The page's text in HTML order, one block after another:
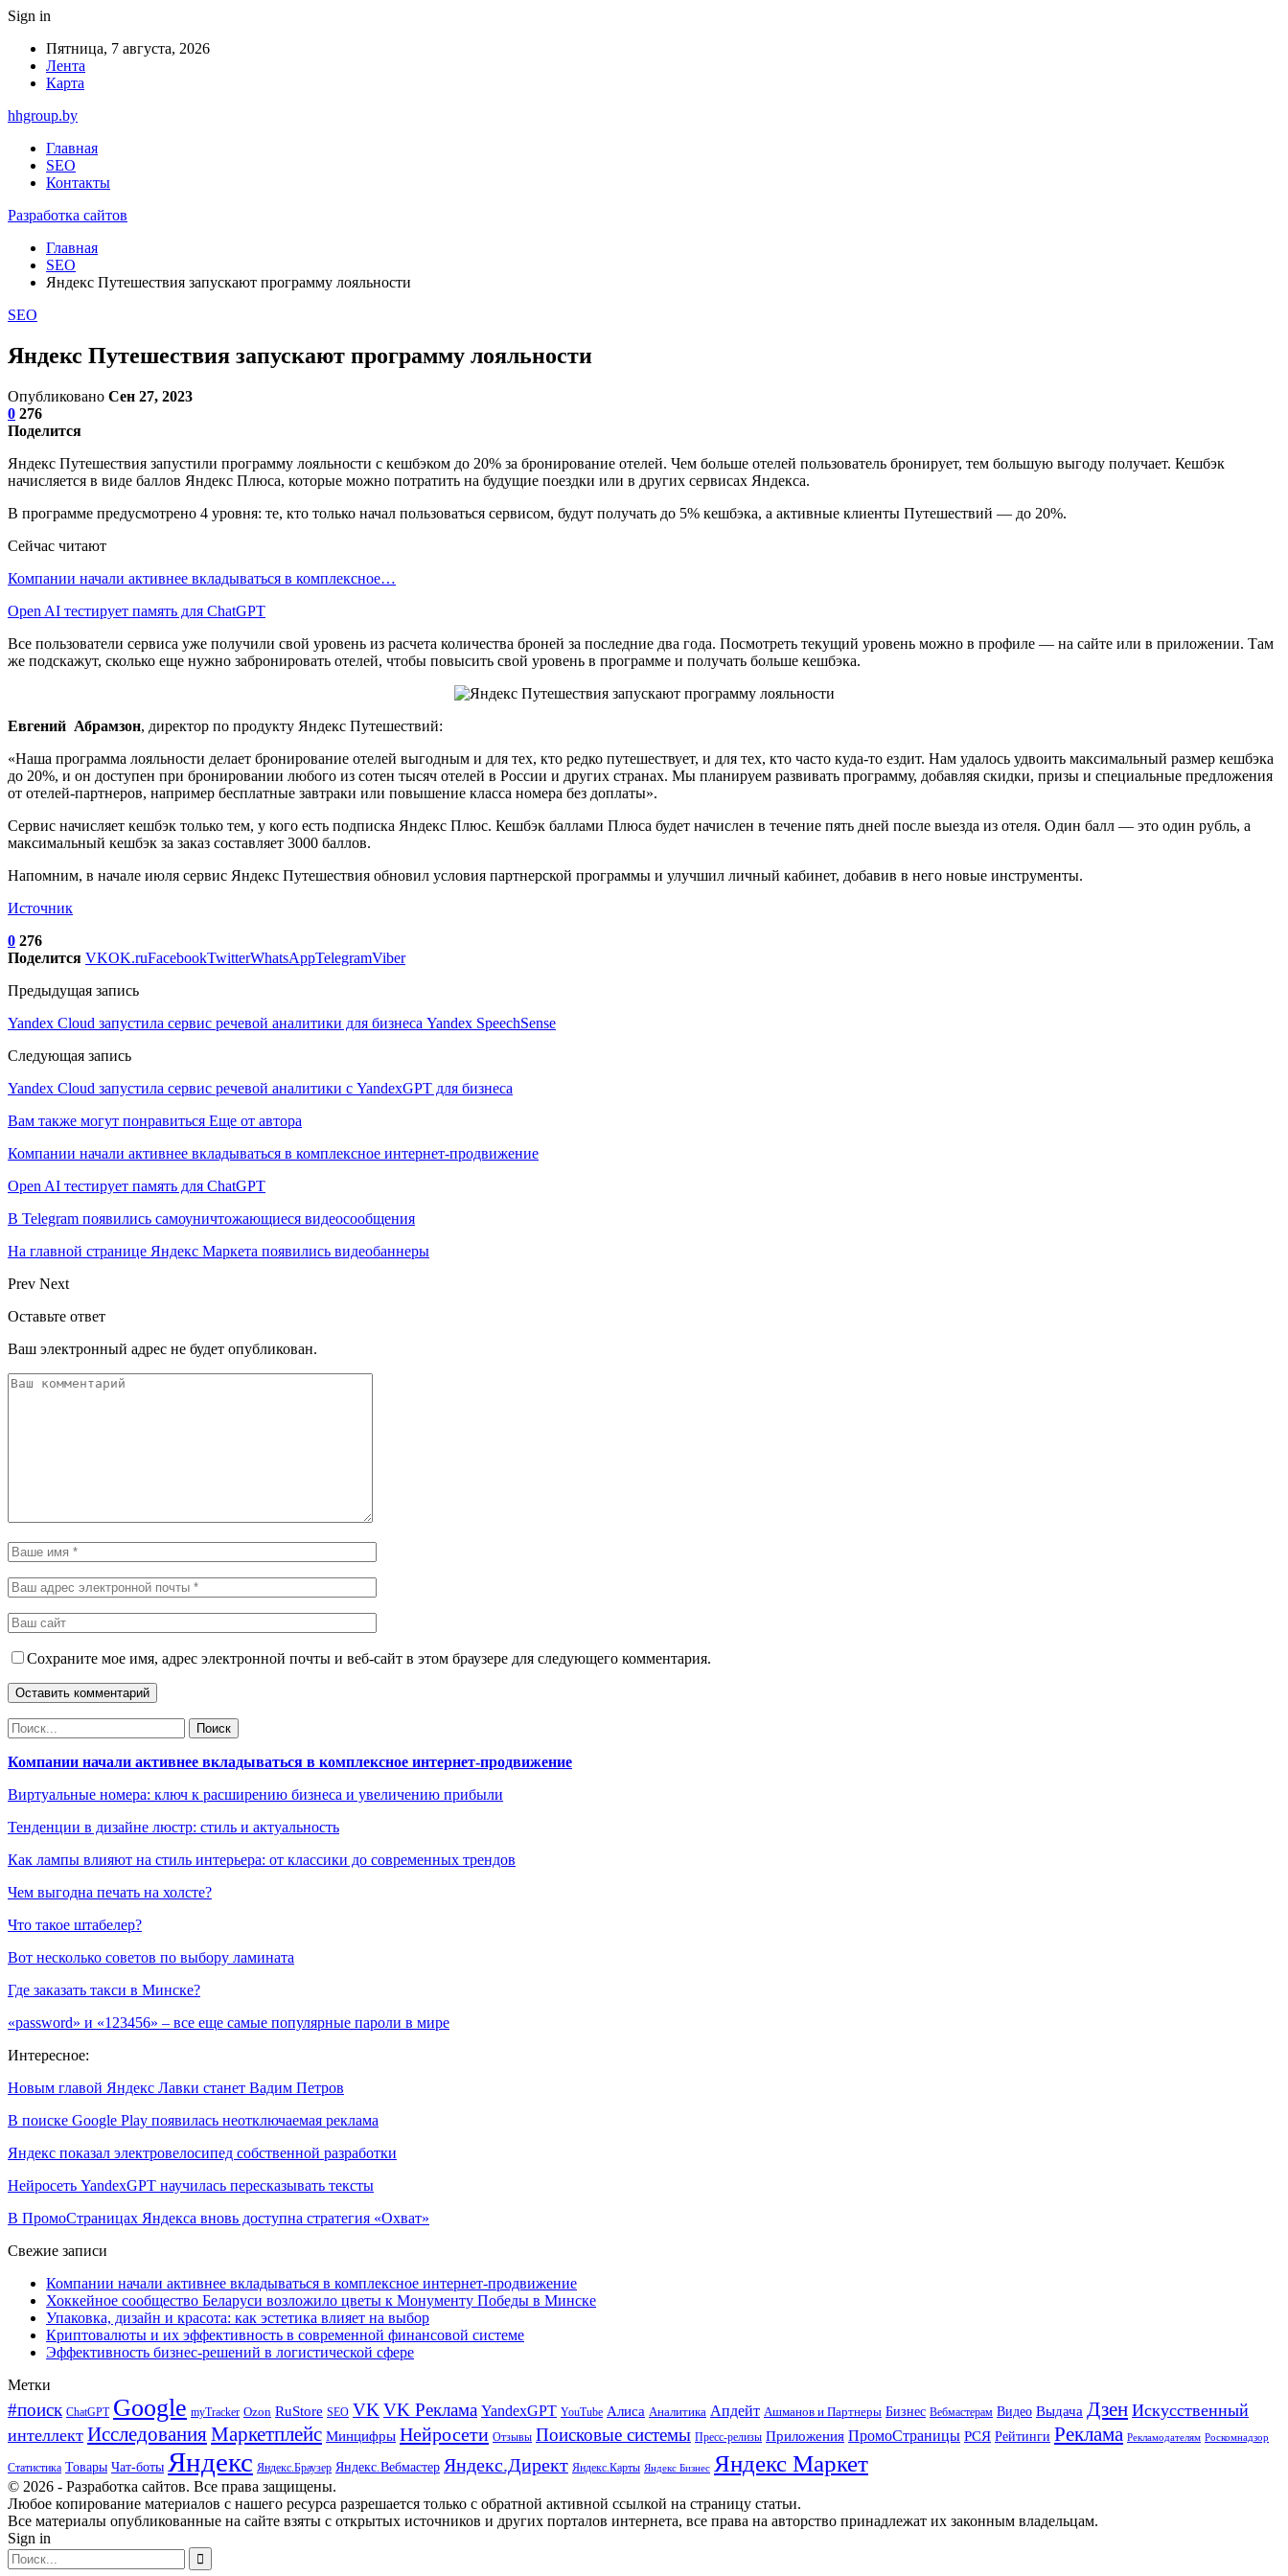
Sign in
Пятница, 7 августа, 2026
Лента
Карта
hhgroup.by
Главная
SEO
Контакты
Разработка сайтов
Главная
SEO
Яндекс Путешествия запускают программу лояльности
SEO
Яндекс Путешествия запускают программу лояльности
Опубликовано Сен 27, 2023
0 276
Поделится
Яндекс Путешествия запустили программу лояльности с кешбэком до 20% за бронирование отелей. Чем больше отелей пользователь бронирует, тем большую выгоду получает. Кешбэк
начисляется в виде баллов Яндекс Плюса, которые можно потратить на будущие поездки или в других сервисах Яндекса.
В программе предусмотрено 4 уровня: те, кто только начал пользоваться сервисом, будут получать до 5% кешбэка, а активные клиенты Путешествий — до 20%.
Сейчас читают
Компании начали активнее вкладываться в комплексное…
Open AI тестирует память для ChatGPT
Все пользователи сервиса уже получили свой уровень из расчета количества броней за последние два года. Посмотреть текущий уровень можно в профиле — на сайте или в приложении. Там
же подскажут, сколько еще нужно забронировать отелей, чтобы повысить свой уровень в программе и получать больше кешбэка.
Евгений Абрамзон, директор по продукту Яндекс Путешествий:
«Наша программа лояльности делает бронирование отелей выгодным и для тех, кто редко путешествует, и для тех, кто часто куда-то ездит. Нам удалось удвоить максимальный размер кешбэка
до 20%, и он доступен при бронировании любого из сотен тысяч отелей в России и других странах. Мы планируем развивать программу, добавляя скидки, призы и специальные предложения
от отелей-партнеров, например бесплатные завтраки или повышение класса номера без доплаты».
Сервис начисляет кешбэк только тем, у кого есть подписка Яндекс Плюс. Кешбэк баллами Плюса будет начислен в течение пять дней после выезда из отеля. Один балл — это один рубль, а
максимальный кешбэк за заказ составляет 3000 баллов.
Напомним, в начале июля сервис Яндекс Путешествия обновил условия партнерской программы и улучшил личный кабинет, добавив в него новые инструменты.
Источник
0 276
Поделится VKOK.ruFacebookTwitterWhatsAppTelegramViber
Предыдущая запись
Yandex Cloud запустила сервис речевой аналитики для бизнеса Yandex SpeechSense
Следующая запись
Yandex Cloud запустила сервис речевой аналитики с YandexGPT для бизнеса
Вам также могут понравиться Еще от автора
Компании начали активнее вкладываться в комплексное интернет-продвижение
Open AI тестирует память для ChatGPT
В Telegram появились самоуничтожающиеся видеосообщения
На главной странице Яндекс Маркета появились видеобаннеры
Prev Next
Оставьте ответ
Ваш электронный адрес не будет опубликован.
Сохраните мое имя, адрес электронной почты и веб-сайт в этом браузере для следующего комментария.
Компании начали активнее вкладываться в комплексное интернет-продвижение
Виртуальные номера: ключ к расширению бизнеса и увеличению прибыли
Тенденции в дизайне люстр: стиль и актуальность
Как лампы влияют на стиль интерьера: от классики до современных трендов
Чем выгодна печать на холсте?
Что такое штабелер?
Вот несколько советов по выбору ламината
Где заказать такси в Минске?
«password» и «123456» – все еще самые популярные пароли в мире
Интересное:
Новым главой Яндекс Лавки станет Вадим Петров
В поиске Google Play появилась неотключаемая реклама
Яндекс показал электровелосипед собственной разработки
Нейросеть YandexGPT научилась пересказывать тексты
В ПромоСтраницах Яндекса вновь доступна стратегия «Охват»
Свежие записи
Компании начали активнее вкладываться в комплексное интернет-продвижение
Хоккейное сообщество Беларуси возложило цветы к Монументу Победы в Минске
Упаковка, дизайн и красота: как эстетика влияет на выбор
Криптовалюты и их эффективность в современной финансовой системе
Эффективность бизнес-решений в логистической сфере
Метки
#поиск ChatGPT Google myTracker Ozon RuStore SEO VK VK Реклама YandexGPT YouTube Алиса Аналитика Апдейт Ашманов и Партнеры Бизнес Вебмастерам Видео Выдача Дзен Искусственный
интеллект ИсследованияМаркетплейс Минцифры Нейросети Отзывы Поисковые системы Пресс-релизы Приложения ПромоСтраницы РСЯ Рейтинги Реклама Рекламодателям Роскомнадзор
Статистика Товары Чат-боты Яндекс Яндекс.Браузер Яндекс.Вебмастер Яндекс.Директ Яндекс.Карты Яндекс Бизнес Яндекс Маркет
© 2026 - Разработка сайтов. Все права защищены.
Любое копирование материалов с нашего ресурса разрешается только с обратной активной ссылкой на страницу статьи.
Все материалы опубликованные на сайте взяты с открытых источников и других порталов интернета, все права на авторство принадлежат их законным владельцам.
Sign in